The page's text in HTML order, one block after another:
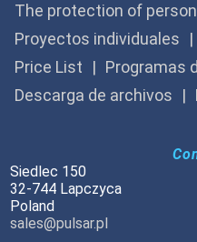
The protection of
Proyectos individuales
Price List
Programas
Descarga de archivos
Siedlec 150
32-744 Lapczyca
Poland
sales@pulsar.pl